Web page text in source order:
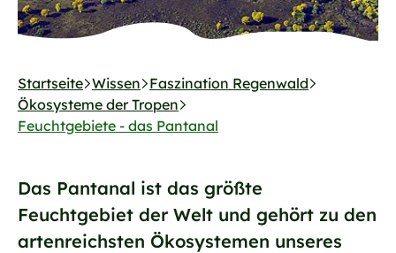
Startseite Wissen Faszination Regenwald
Ökosysteme der Tropen
Feuchtgebiete - das Pantanal
Das Pantanal ist das größte
Feuchtgebiet der Welt und gehört zu den
artenreichsten Ökosystemen unseres